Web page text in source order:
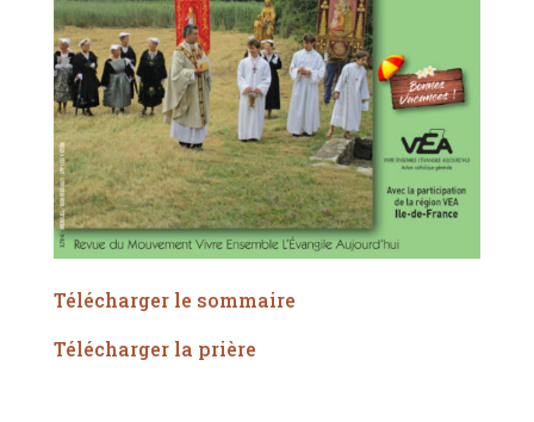
Télécharger le sommaire
Télécharger la prière